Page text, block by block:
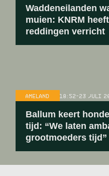
Waddeneilanden
muien: KNRM
reddingen verricht
AMELAND 18:52-23 JULI
Ballum keert
tijd: “We laten
grootmoeders tijd”